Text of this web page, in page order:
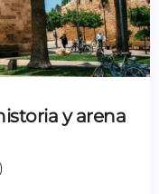
y arena